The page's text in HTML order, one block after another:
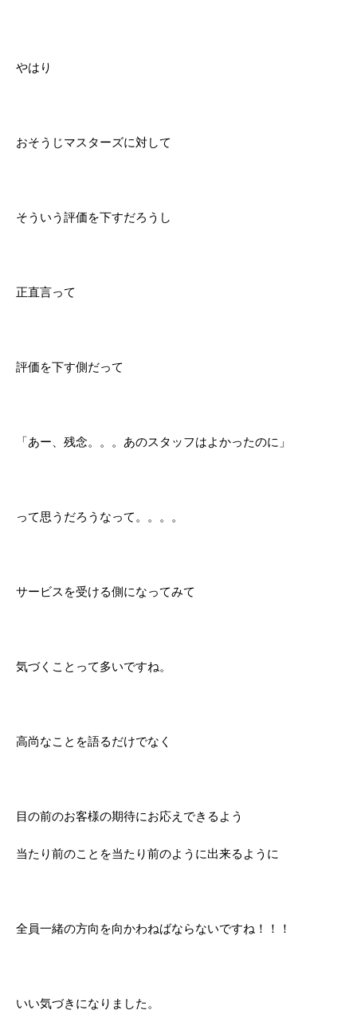
やはり
おそうじマスターズに対して
そういう評価を下すだろうし
正直言って
評価を下す側だって
「あー、残念。。。あのスタッフはよかったのに」
って思うだろうなって。。。。
サービスを受ける側になってみて
気づくことって多いですね。
高尚なことを語るだけでなく
目の前のお客様の期待にお応えできるよう
当たり前のことを当たり前のように出来るように
全員一緒の方向を向かわねばならないですね！！！
いい気づきになりました。